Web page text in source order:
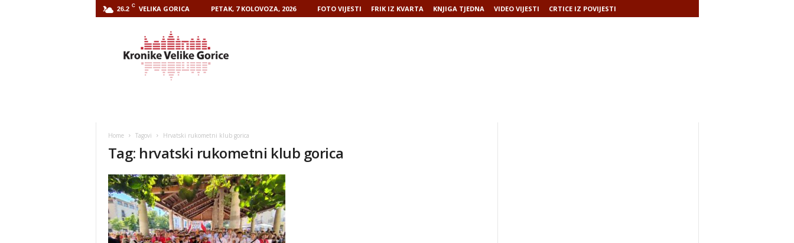
26.2 C VELIKA GORICA PETAK, 7 KOLOVOZA, 2026 FOTO VIJESTI FRIK IZ KVARTA KNJIGA TJEDNA VIDEO VIJESTI CRTICE IZ POVIJESTI
Home Tagovi Hrvatski rukometni klub gorica
Tag: hrvatski rukometni klub gorica